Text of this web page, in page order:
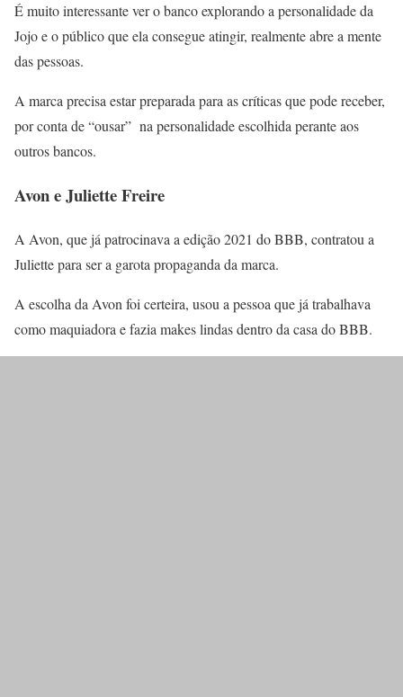
É muito interessante ver o banco explorando a personalidade da
Jojo e o público que ela consegue atingir, realmente abre a mente
das pessoas.
A marca precisa estar preparada para as críticas que pode receber,
por conta de “ousar” na personalidade escolhida perante aos
outros bancos.
Avon e Juliette Freire
A Avon, que já patrocinava a edição 2021 do BBB, contratou a
Juliette para ser a garota propaganda da marca.
A escolha da Avon foi certeira, usou a pessoa que já trabalhava
como maquiadora e fazia makes lindas dentro da casa do BBB.